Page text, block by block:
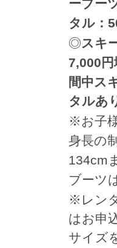
ーブー
タル：
◎スキ
7,000
間中ス
タルあ
※お子
身長の
134cm
ブーツ
※レン
はお申
サイズ